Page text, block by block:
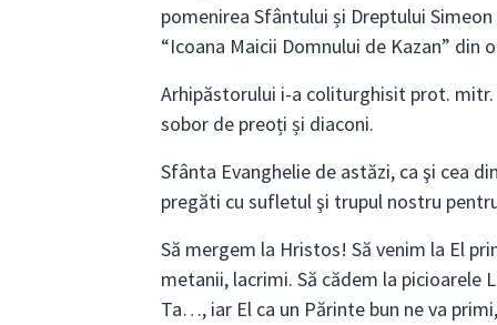
pomenirea Sfântului și Dreptului
“Icoana Maicii Domnului de Kazan” din
Arhipăstorului i-a coliturghisit prot. mitr.
sobor de preoți și diaconi.
Sfânta Evanghelie de astăzi, ca şi cea
pregăti cu sufletul şi trupul nostru
Să mergem la Hristos! Să venim la El
metanii, lacrimi. Să cădem la picioarele
Ta…, iar El ca un Părinte bun ne va